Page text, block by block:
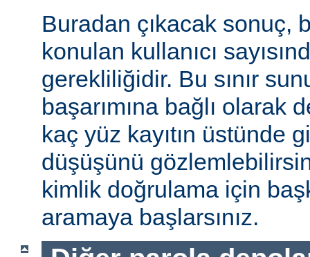
Buradan çıkacak sonuç,
konulan kullanıcı
gerekliliğidir. Bu sınır
başarımına bağlı olarak
kaç yüz kayıtın üstünde
düşüşünü
kimlik doğrulama için
aramaya başlarsınız.